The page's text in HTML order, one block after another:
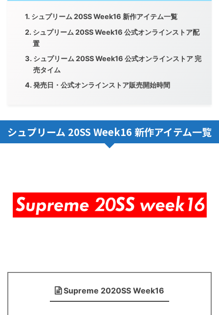
シュプリーム 20SS Week16 新作アイテム一覧
シュプリーム 20SS Week16 公式オンラインストア配
置
シュプリーム 20SS Week16 公式オンラインストア 完
売タイム
発売日・公式オンラインストア販売開始時間
シュプリーム 20SS Week16 新作アイテム一覧
Supreme 2020SS Week16